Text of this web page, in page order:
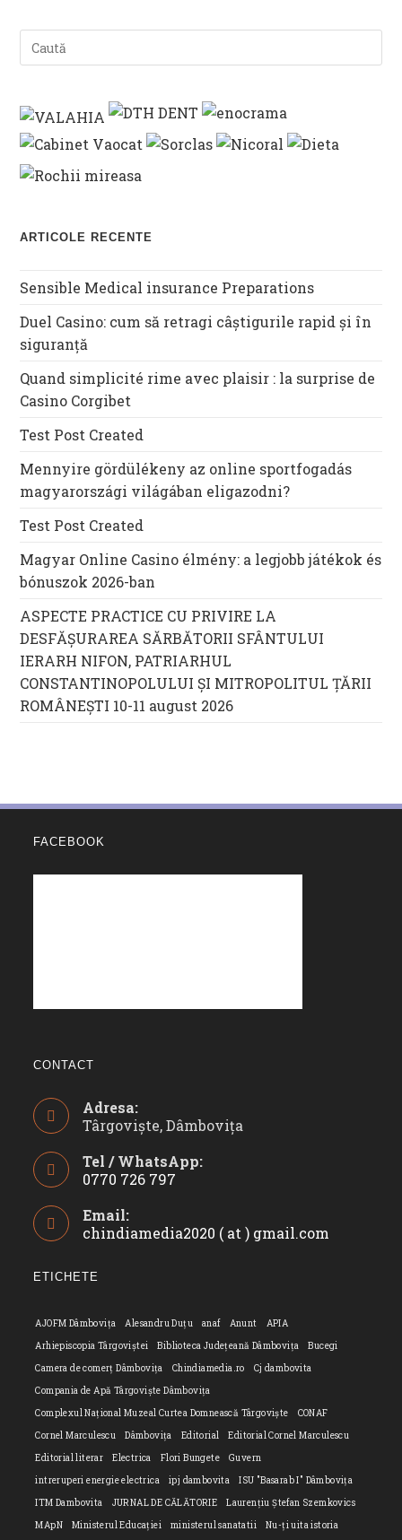
ARTICOLE RECENTE
Sensible Medical insurance Preparations
Duel Casino: cum să retragi câștigurile rapid și în
siguranță
Quand simplicité rime avec plaisir : la surprise de
Casino Corgibet
Test Post Created
Mennyire gördülékeny az online sportfogadás
magyarországi világában eligazodni?
Test Post Created
Magyar Online Casino élmény: a legjobb játékok és
bónuszok 2026-ban
ASPECTE PRACTICE CU PRIVIRE LA
DESFĂȘURAREA SĂRBĂTORII SFÂNTULUI
IERARH NIFON, PATRIARHUL
CONSTANTINOPOLULUI ŞI MITROPOLITUL ȚĂRII
ROMÂNEȘTI 10-11 august 2026
FACEBOOK
CONTACT
Adresa:
Târgoviște, Dâmbovița
Tel / WhatsApp:
0770 726 797
in
your
Email:
chindiamedia2020 ( at ) gmail.com
ETICHETE
AJOFM Dâmbovița Alesandru Duțu anaf Anunt
APIA
Arhiepiscopia Târgoviștei
Biblioteca Județeană Dâmbovița
Bucegi
Camera de comerț Dâmbovița
Chindiamedia.ro
Cj dambovita
Compania de Apă Târgoviște Dâmbovița
Complexul Național Muzeal Curtea Domnească Târgoviște
CONAF
Cornel Marculescu
Dâmbovița Editorial
Editorial Cornel Marculescu
Editorial literar
Electrica Flori Bungete
Guvern
intreruperi energie electrica
ipj dambovita
ISU "Basarab I" Dâmbovița
ITM Dambovita
JURNAL DE CĂLĂTORIE
Laurențiu Ștefan Szemkovics
MApN
Ministerul Educației ministerul sanatatii Nu-ți uita istoria